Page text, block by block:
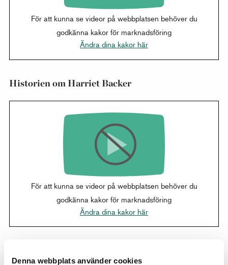
Denna webbplats använder cookies
För att kunna se videor på webbplatsen behöver du
godkänna kakor för marknadsföring
Ändra dina kakor här
Historien om Harriet Backer
För att kunna se videor på webbplatsen behöver du
godkänna kakor för marknadsföring
Ändra dina kakor här